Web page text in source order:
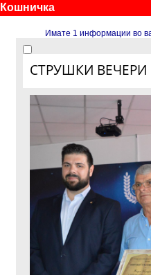
Кошничка
Имате 1 информации во
СТРУШКИ ВЕЧЕРИ